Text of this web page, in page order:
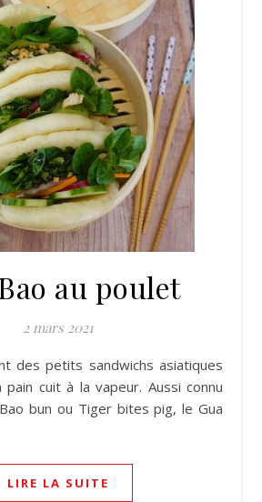
au poulet
2 mars 2021
cuit à la vapeur. Aussi connu
bun ou Tiger bites pig, le Gua
LIRE LA SUITE